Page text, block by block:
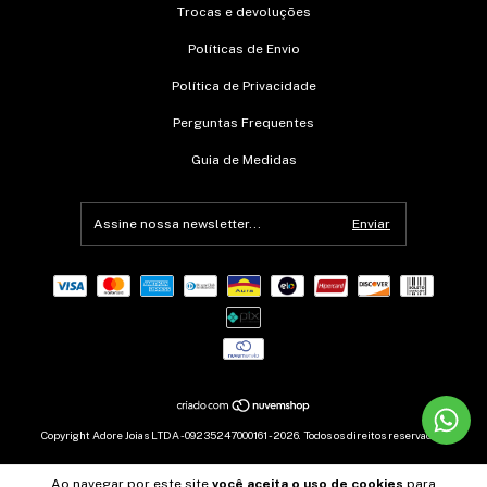
Ao navegar por este site você aceita o uso de cookies para
Trocas e devoluções
Políticas de Envio
Política de Privacidade
Perguntas Frequentes
Guia de Medidas
Copyright Adore Joias LTDA - 09235247000161 - 2026. Todos os direitos reservados.